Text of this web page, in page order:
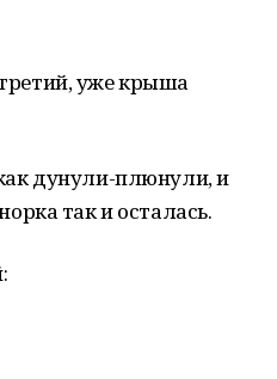
уже крыша
дунули-плюнули, и
так и осталась.